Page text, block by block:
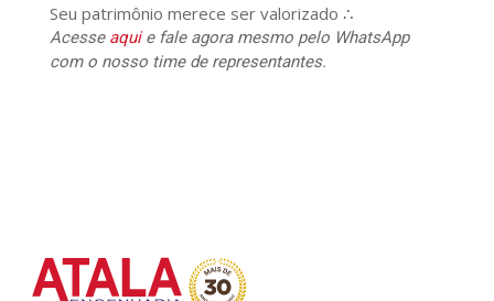
Seu patrimônio merece ser valorizado ∴
Acesse aquie fale agora mesmo pelo WhatsApp
com o nosso time de representantes.